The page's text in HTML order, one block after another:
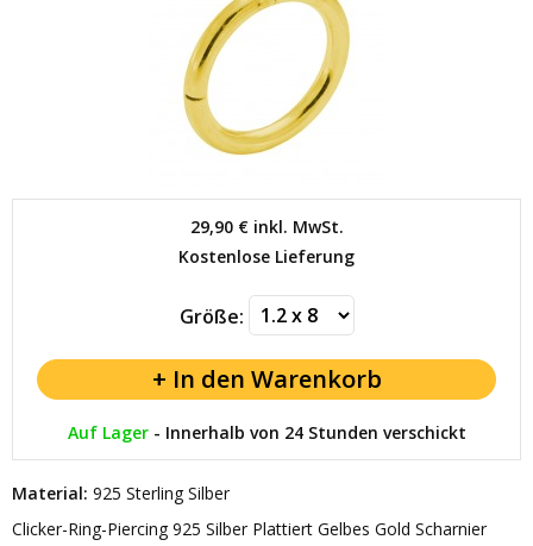
29,90 €inkl. MwSt.
Kostenlose Lieferung
Größe:
Auf Lager- Innerhalb von 24 Stunden verschickt
Material: 925 Sterling Silber
Clicker-Ring-Piercing 925 Silber Plattiert Gelbes Gold Scharnier